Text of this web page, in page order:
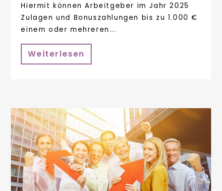
Hiermit können Arbeitgeber im Jahr 2025
Zulagen und Bonuszahlungen bis zu 1.000 €
einem oder mehreren...
Weiterlesen